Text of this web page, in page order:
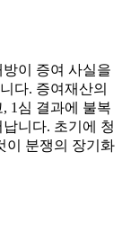
이 증여 사실을
다. 증여재산의
1심 결과에 불복
니다. 초기에 청
이 분쟁의 장기화